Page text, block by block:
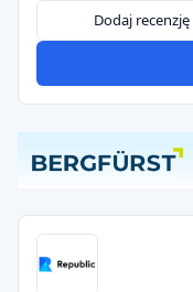
Dodaj recenzję